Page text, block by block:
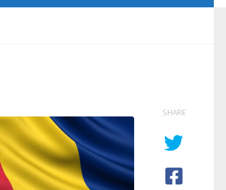
SHARE